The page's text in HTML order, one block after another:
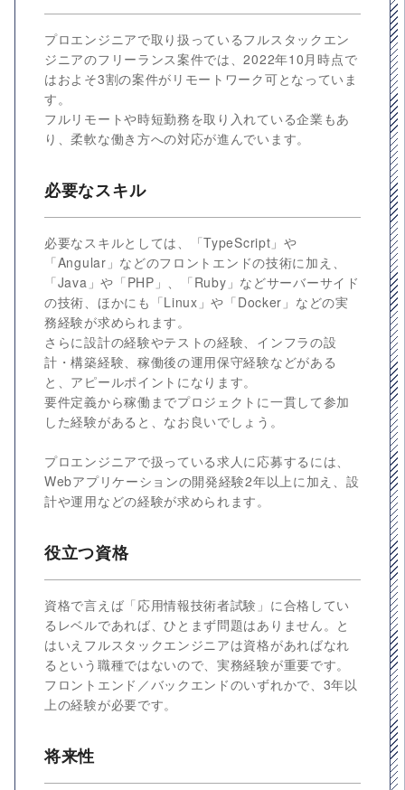
プロエンジニアで取り扱っているフルスタックエン
ジニアのフリーランス案件では、2022年10月時点で
はおよそ3割の案件がリモートワーク可となっていま
す。
フルリモートや時短勤務を取り入れている企業もあ
り、柔軟な働き方への対応が進んでいます。
必要なスキル
必要なスキルとしては、「TypeScript」や
「Angular」などのフロントエンドの技術に加え、
「Java」や「PHP」、「Ruby」などサーバーサイド
の技術、ほかにも「Linux」や「Docker」などの実
務経験が求められます。
さらに設計の経験やテストの経験、インフラの設
計・構築経験、稼働後の運用保守経験などがある
と、アピールポイントになります。
要件定義から稼働までプロジェクトに一貫して参加
した経験があると、なお良いでしょう。
プロエンジニアで扱っている求人に応募するには、
Webアプリケーションの開発経験2年以上に加え、設
計や運用などの経験が求められます。
役立つ資格
資格で言えば「応用情報技術者試験」に合格してい
るレベルであれば、ひとまず問題はありません。と
はいえフルスタックエンジニアは資格があればなれ
るという職種ではないので、実務経験が重要です。
フロントエンド／バックエンドのいずれかで、3年以
上の経験が必要です。
将来性